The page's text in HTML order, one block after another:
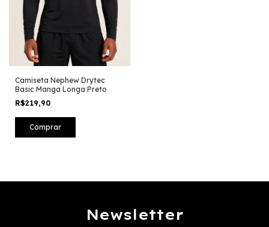
Camiseta Nephew Drytec
Basic Manga Longa Preto
R$219,90
Comprar
Newsletter